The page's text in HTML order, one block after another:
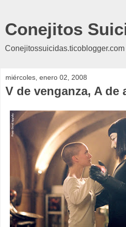
Conejitos
Conejitossuicidas.ticoblogger.com
miércoles, enero 02, 2008
V de venganza, A de